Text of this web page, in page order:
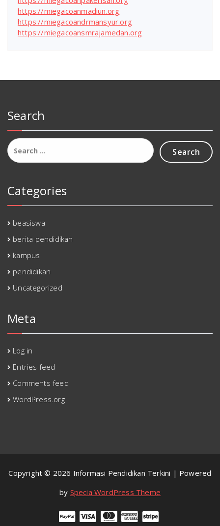
https://miegacoanmadiun.org
https://miegacoandrmansyur.org
https://miegacoansmrajamedan.org
Search
Search
for:
Categories
beasiswa
berita pendidikan
kampus
pendidikan
Uncategorized
Meta
Log in
Entries feed
Comments feed
WordPress.org
Copyright © 2026 Informasi Pendidikan Terkini | Powered
by Specia WordPress Theme